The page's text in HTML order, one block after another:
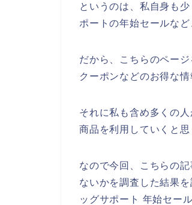
というのは、私自身も
ポートの年始セールな
だから、こちらのペー
クーポンなどのお得な
それに私も含め多くの
商品を利用していくと
なので今回、こちらの
ないかを調査した結果
ッグサポート 年始セー